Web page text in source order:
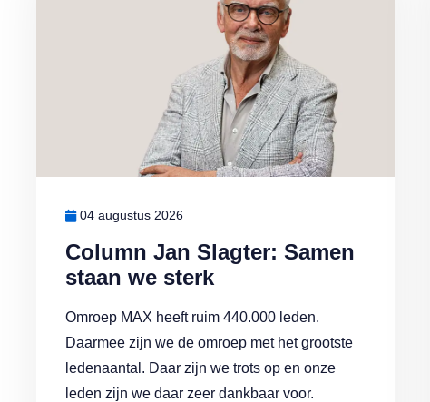
Column Jan Slagter: Samen
staan we sterk
04 augustus 2026
Omroep MAX heeft ruim 440.000 leden.
Daarmee zijn we de omroep met het grootste
ledenaantal. Daar zijn we trots op en onze
leden zijn we daar zeer dankbaar voor.